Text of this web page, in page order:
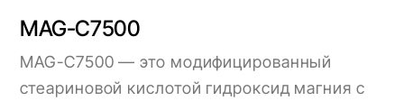
MAG-C7500
MAG-C7500 — это модифицированный
стеариновой кислотой гидроксид магния с